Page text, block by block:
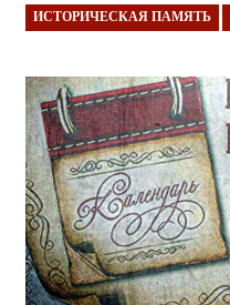
ИСТОРИЧЕСКАЯ ПАМЯТЬ